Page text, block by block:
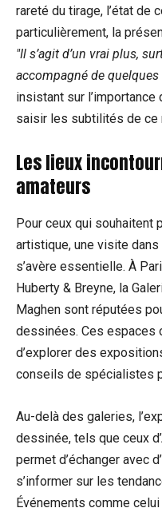
rareté du tirage, l’état de
particulièrement, la
Il s’agit d’un vrai plus,
accompagné de quelques
insistant sur l’importance
saisir les subtilités de ce
Les lieux
amateurs
Pour ceux qui souhaitent
artistique, une visite
s’avère essentielle. À
Huberty & Breyne, la
Maghen sont réputées
dessinées. Ces espaces
d’explorer des
conseils de spécialistes
Au-delà des galeries,
dessinée, tels que ceux
permet d’échanger avec
s’informer sur les
Événements comme